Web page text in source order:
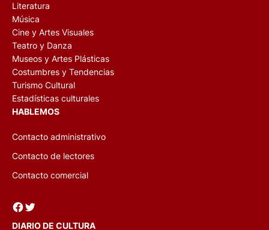
Literatura
Música
Cine y Artes Visuales
Teatro y Danza
Museos y Artes Plásticas
Costumbres y Tendencias
Turismo Cultural
Estadísticas culturales
HABLEMOS
Contacto administrativo
Contacto de lectores
Contacto comercial
Facebook Twitter
DIARIO DE CULTURA